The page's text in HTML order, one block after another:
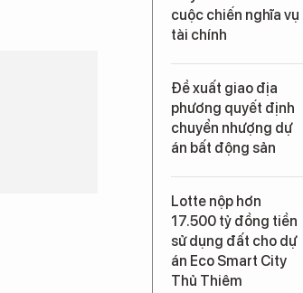
cuộc chiến nghĩa vụ
tài chính
Đề xuất giao địa
phương quyết định
chuyển nhượng dự
án bất động sản
Lotte nộp hơn
17.500 tỷ đồng tiền
sử dụng đất cho dự
án Eco Smart City
Thủ Thiêm